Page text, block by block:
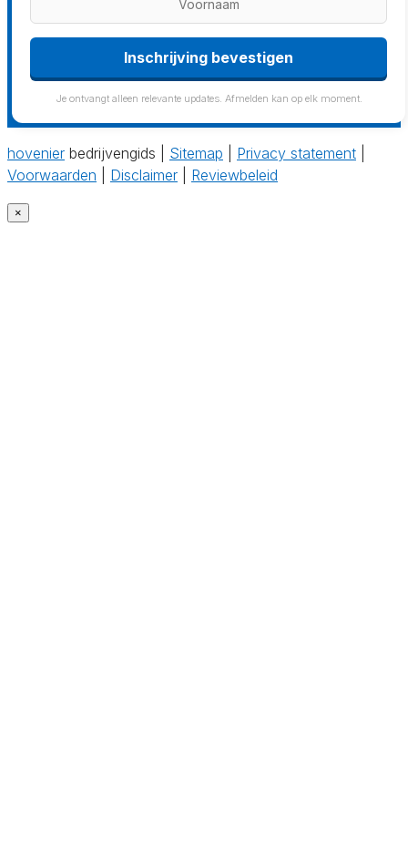
Inschrijving bevestigen
Je ontvangt alleen relevante updates. Afmelden kan op elk moment.
hovenier bedrijvengids | Sitemap Privacy statement
Voorwaarden
Disclaimer Reviewbeleid
×